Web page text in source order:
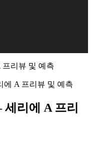
에 A 프리뷰 및 예측
리에 A 프리